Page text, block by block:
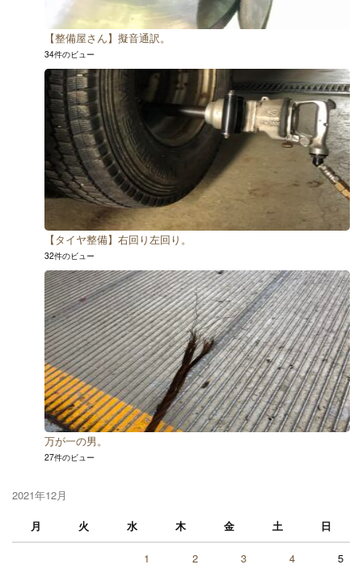
【整備屋さん】擬音通訳。
34件のビュー
【タイヤ整備】右回り左回り。
32件のビュー
万が一の男。
27件のビュー
2021年12月
月
火 水 木 金 土 日
1 2 3 4 5